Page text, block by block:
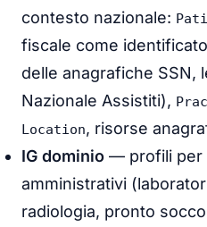
contesto nazionale:
fiscale come
delle anagrafiche SSN,
Nazionale Assistiti),
Location, risorse
IG dominio — profili per
amministrativi
radiologia, pronto